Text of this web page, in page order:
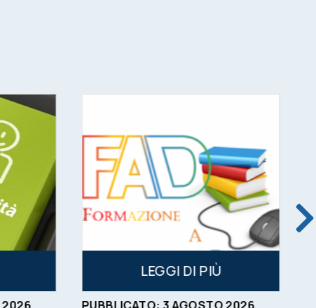
2026
LEGGI DI PIÙ
PUBBLICATO: 3AGOSTO2026